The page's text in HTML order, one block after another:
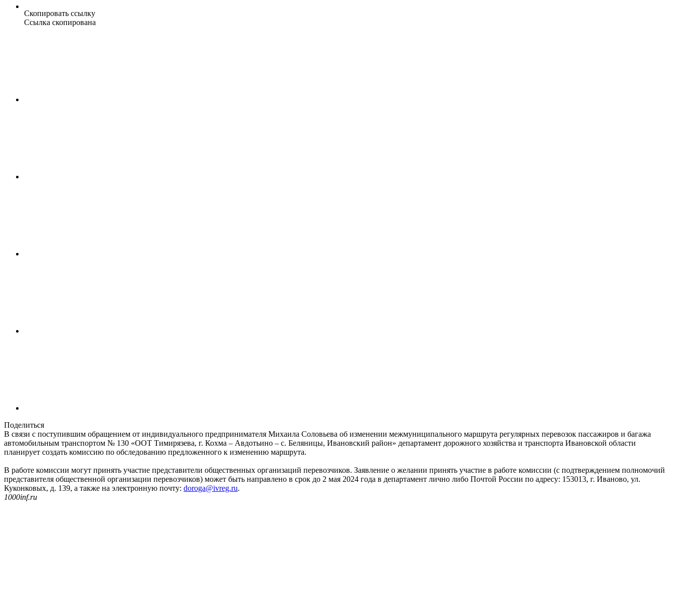
Скопировать ссылку
Ссылка скопирована
Поделиться
В связи с поступившим обращением от индивидуального предпринимателя Михаила Соловьева об изменении межмуниципального маршрута регулярных перевозок пассажиров и багажа
автомобильным транспортом № 130 «ООТ Тимирязева, г. Кохма – Авдотьино – с. Беляницы, Ивановский район» департамент дорожного хозяйства и транспорта Ивановской области
планирует создать комиссию по обследованию предложенного к изменению маршрута.
В работе комиссии могут принять участие представители общественных организаций перевозчиков. Заявление о желании принять участие в работе комиссии (с подтверждением полномочий
представителя общественной организации перевозчиков) может быть направлено в срок до 2 мая 2024 года в департамент лично либо Почтой России по адресу: 153013, г. Иваново, ул.
Куконковых, д. 139, а также на электронную почту: doroga@ivreg.ru.
1000inf.ru